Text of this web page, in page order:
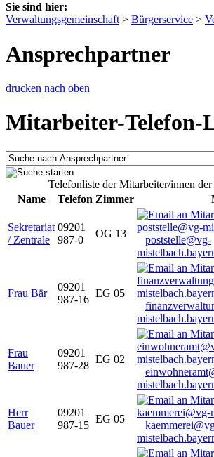
Sie sind hier:
Verwaltungsgemeinschaft > Bürgerservice >
Ansprechpartner
drucken nach oben
Mitarbeiter-Telefon-
Telefonliste der Mitarbeiter/innen
Name
Telefon Zimmer
Sekretariat
/ Zentrale
09201
987-0
OG 13
poststelle@vg-
Frau Bär
09201
987-16
EG 05
Frau
Bauer
09201
987-28
EG 02
Herr
Bauer
09201
987-15
EG 05